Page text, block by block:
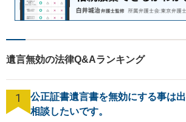
遺言無効の法律Q&Aランキング
1
公正証書遺言書を無効にする事は
相談したいです。